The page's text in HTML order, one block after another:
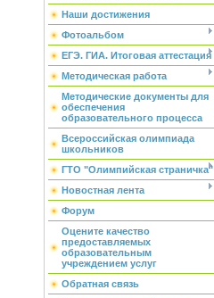
Наши достижения
Фотоальбом
ЕГЭ. ГИА. Итоговая аттестация
Методическая работа
Методические документы для
обеспечения
образовательного процесса
Всероссийская олимпиада
школьников
ГТО "Олимпийская страничка"
Новостная лента
Форум
Оцените качество
предоставляемых
образовательным
учреждением услуг
Обратная связь